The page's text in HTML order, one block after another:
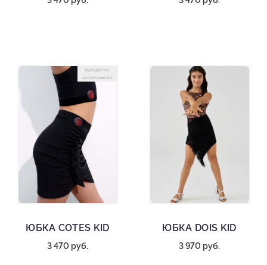
ВЫХОДИТ ИЗ
АССОРТИМЕНТА
ЮБКА COTES KID
3 470 руб.
ЮБКА DOIS KID
3 970 руб.